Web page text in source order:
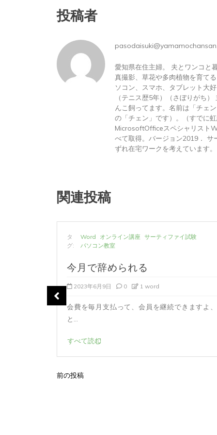
投稿者
愛知県在住主婦。 夫とワンコと
真撮影、草花や多肉植物を育て
ソコン、スマホ、タブレット大
（テニス歴5年）（さぼりがち
んこ飼ってます。名前は「チェ
の「チェン」です）。（すでに
MicrosoftOfficeスペシャリスト
べて取得。バージョン2019．
ずれ在宅ワークを考えています。
関連投稿
タ
グ:
Word オンライン講座 サーティファイ試験
パソコン教室
今月で辞められる
2023年6月9日 0 1 word
会費を毎月支払って、会員を継続できますよ、
と...
すべて読む
投
前の投稿